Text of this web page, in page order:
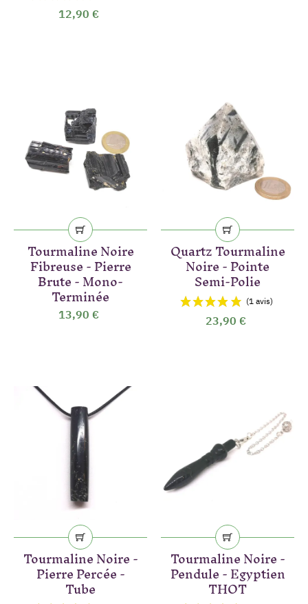
(10 avis)
12,90 €
Tourmaline Noire
Fibreuse - Pierre
Brute - Mono-
Terminée
13,90 €
Quartz Tourmaline
Noire - Pointe
Semi-Polie
23,90 €
Tourmaline Noire -
Pierre Percée -
Tube
Tourmaline Noire -
Pendule - Egyptien
THOT